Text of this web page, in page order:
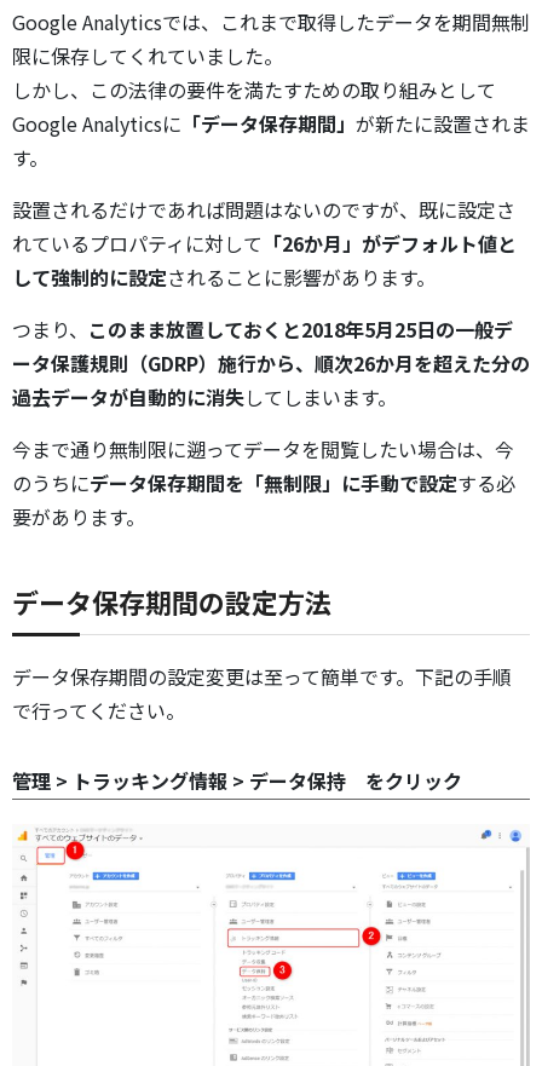
Google Analyticsでは、これまで取得したデータを期間無制
限に保存してくれていました。
しかし、この法律の要件を満たすための取り組みとして
Google Analyticsに 「データ保存期間」 が新たに設置されま
す。
設置されるだけであれば問題はないのですが、既に設定さ
れているプロパティに対して 「26か月」がデフォルト値と
して強制的に設定されることに影響があります。
つまり、 このまま放置しておくと2018年5月25日の一般デ
ータ保護規則（GDRP）施行から、順次26か月を超えた分の
過去データが自動的に消失してしまいます。
今まで通り無制限に遡ってデータを閲覧したい場合は、今
のうちにデータ保存期間を「無制限」に手動で設定する必
要があります。
データ保存期間の設定方法
データ保存期間の設定変更は至って簡単です。下記の手順
で行ってください。
管理 > トラッキング情報 > データ保持 をクリック